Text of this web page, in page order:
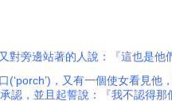
對旁邊站著的人說：『這也是
(‘porch’)，又有一個使女看見
，並且起誓說：『我不認得那